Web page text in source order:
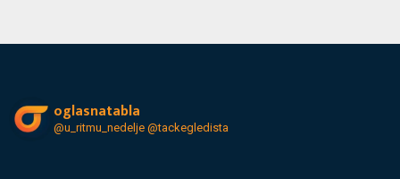
oglasnatabla
@u_ritmu_nedelje @tackegledista